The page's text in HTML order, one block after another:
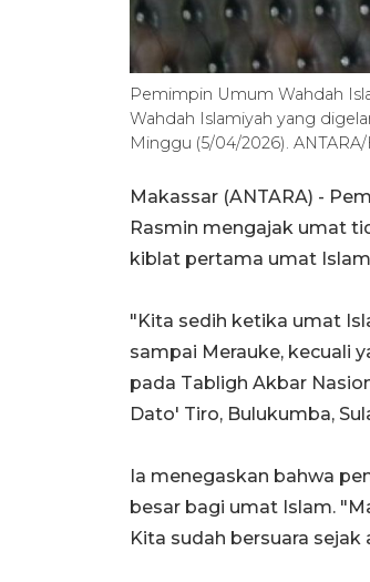
Pemimpin Umum Wahdah
Wahdah Islamiyah yang
Minggu (5/04/2026).
Makassar (ANTARA) -
Rasmin mengajak umat
kiblat pertama umat
"Kita sedih ketika umat
sampai Merauke, kecuali
pada Tabligh Akbar
Dato' Tiro, Bulukumba,
Ia menegaskan bahwa
besar bagi umat Islam.
Kita sudah bersuara sejak